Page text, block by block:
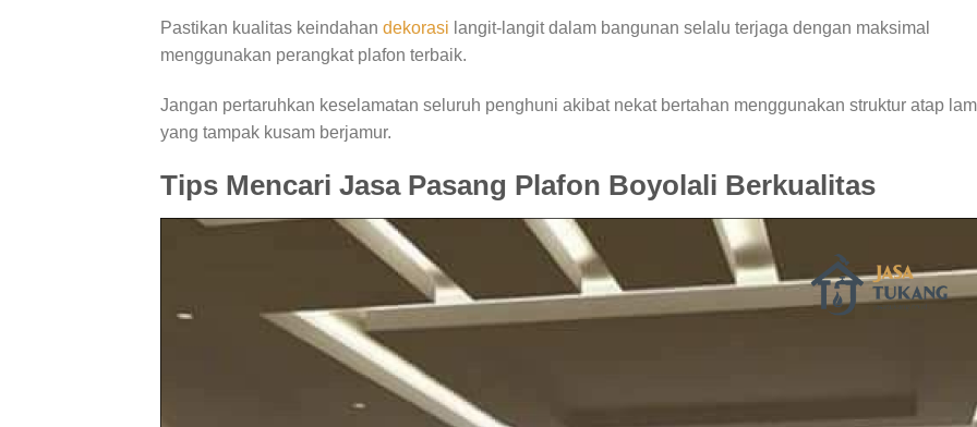
Pastikan kualitas keindahan dekorasi langit-langit dalam bangunan selalu terjaga dengan maksimal
menggunakan perangkat plafon terbaik.
Jangan pertaruhkan keselamatan seluruh penghuni akibat nekat bertahan menggunakan struktur atap
yang tampak kusam berjamur.
Tips Mencari Jasa Pasang Plafon Boyolali Berkualitas